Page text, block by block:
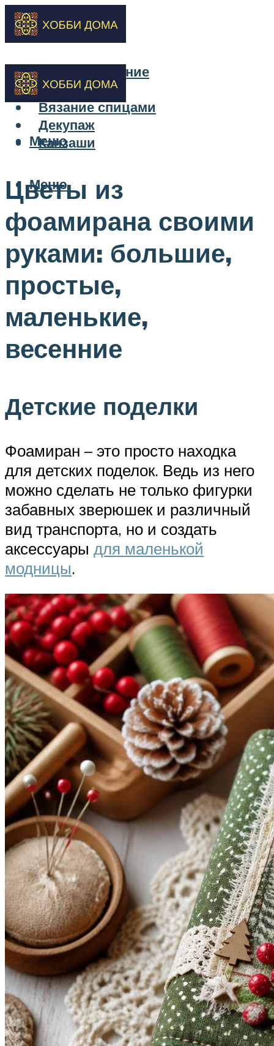
Бисероплетение
Вышивка
Вязание спицами
Декупаж
Канзаши
Меню
Меню
Цветы из
фоамирана своими
руками: большие,
простые,
маленькие,
весенние
Детские поделки
Фоамиран – это просто находка
для детских поделок. Ведь из него
можно сделать не только фигурки
забавных зверюшек и различный
вид транспорта, но и создать
аксессуары для маленькой
модницы.